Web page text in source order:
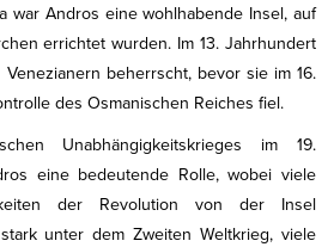
war Andros eine wohlhabende Insel, auf
errichtet wurden. Im 13. Jahrhundert
beherrscht, bevor sie im 16.
des Osmanischen Reiches fiel.
Unabhängigkeitskrieges im 19.
eine bedeutende Rolle, wobei viele
der Revolution von der Insel
unter dem Zweiten Weltkrieg, viele